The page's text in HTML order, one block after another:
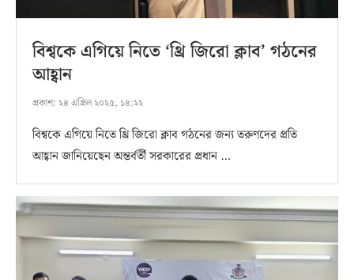
বিশ্বকে এগিয়ে নিতে ‘থ্রি জিরো ক্লাব’ গঠনের
আহ্বান
প্রকাশ: ২৪ এপ্রিল ২০২৫, ১৪:২২
বিশ্বকে এগিয়ে নিতে থ্রি জিরো ক্লাব গঠনের জন্য তরুণদের প্রতি
আহ্বান জানিয়েছেন অন্তর্বর্তী সরকারের প্রধান …